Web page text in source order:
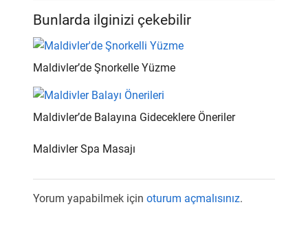
Bunlarda ilginizi çekebilir
Maldivler’de Şnorkelle Yüzme
Maldivler’de Balayına Gideceklere Öneriler
Maldivler Spa Masajı
Yorum yapabilmek için oturum açmalısınız.